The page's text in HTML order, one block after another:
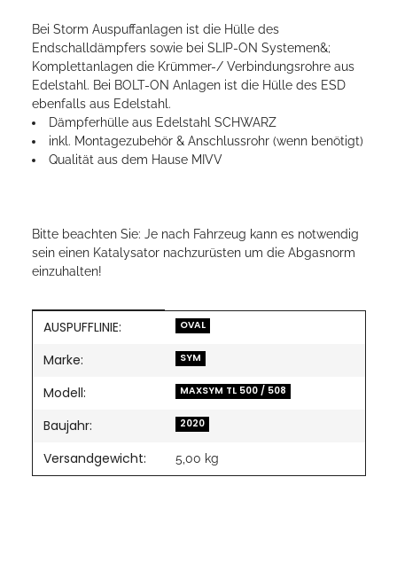
Bei Storm Auspuffanlagen ist die Hülle des
Endschalldämpfers sowie bei SLIP-ON Systemen&;
Komplettanlagen die Krümmer-/ Verbindungsrohre aus
Edelstahl. Bei BOLT-ON Anlagen ist die Hülle des ESD
ebenfalls aus Edelstahl.
Dämpferhülle aus Edelstahl SCHWARZ
inkl. Montagezubehör & Anschlussrohr (wenn benötigt)
Qualität aus dem Hause MIVV
Bitte beachten Sie: Je nach Fahrzeug kann es notwendig
sein einen Katalysator nachzurüsten um die Abgasnorm
einzuhalten!
Produkteigenschaft
Wert
AUSPUFFLINIE: OVAL
Marke: SYM
Modell: MAXSYM TL 500 / 508
Baujahr: 2020
Versandgewicht: 5,00 kg